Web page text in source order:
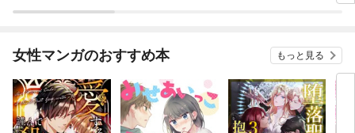
女性マンガのおすすめ本 もっと見る